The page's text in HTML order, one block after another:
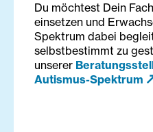
Du möchtest Dein
einsetzen und
Spektrum dabei
selbstbestimmt zu
unserer
Autismus-Spektrum